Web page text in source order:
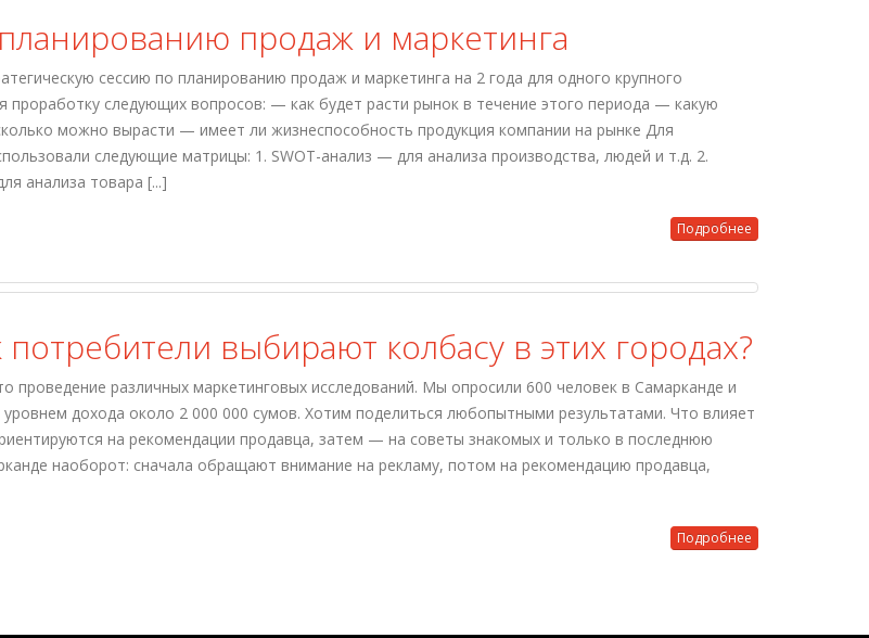
продаж и маркетинга
сессию по планированию продаж и маркетинга на 2 года для одного крупного
проработку следующих вопросов: — как будет расти рынок в течение этого периода — какую
можно вырасти — имеет ли жизнеспособность продукция компании на рынке Для
следующие матрицы: 1. SWOT-анализ — для анализа производства, людей и т.д. 2.
анализа товара [...]
Подробнее
выбирают колбасу в этих городах?
проведение различных маркетинговых исследований. Мы опросили 600 человек в Самарканде и
дохода около 2 000 000 сумов. Хотим поделиться любопытными результатами. Что влияет
на рекомендации продавца, затем — на советы знакомых и только в последнюю
наоборот: сначала обращают внимание на рекламу, потом на рекомендацию продавца,
Подробнее